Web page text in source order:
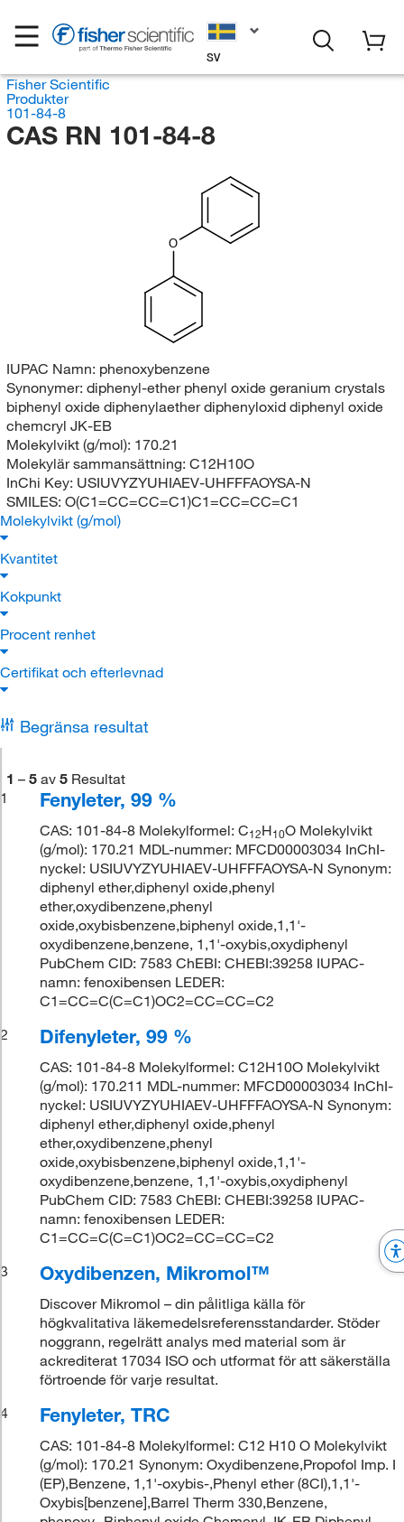
SV
Fisher Scientific
Produkter
101-84-8
CAS RN 101-84-8
O
IUPAC Namn: phenoxybenzene
Synonymer: diphenyl-ether phenyl oxide geranium crystals
biphenyl oxide diphenylaether diphenyloxid diphenyl oxide
chemcryl JK-EB
Molekylvikt (g/mol): 170.21
Molekylär sammansättning: C12H10O
InChi Key: USIUVYZYUHIAEV-UHFFFAOYSA-N
SMILES: O(C1=CC=CC=C1)C1=CC=CC=C1
Molekylvikt (g/mol)
Kvantitet
Kokpunkt
Procent renhet
Certifikat och efterlevnad
Begränsa resultat
1 – 5 av 5 Resultat
1
Fenyleter, 99 %
CAS: 101-84-8 Molekylformel: C12H10O Molekylvikt
(g/mol): 170.21 MDL-nummer: MFCD00003034 InChI-
nyckel: USIUVYZYUHIAEV-UHFFFAOYSA-N Synonym:
diphenyl ether,diphenyl oxide,phenyl
ether,oxydibenzene,phenyl
oxide,oxybisbenzene,biphenyl oxide,1,1'-
oxydibenzene,benzene, 1,1'-oxybis,oxydiphenyl
PubChem CID: 7583 ChEBI: CHEBI:39258 IUPAC-
namn: fenoxibensen LEDER:
C1=CC=C(C=C1)OC2=CC=CC=C2
2
Difenyleter, 99 %
CAS: 101-84-8 Molekylformel: C12H10O Molekylvikt
(g/mol): 170.211 MDL-nummer: MFCD00003034 InChI-
nyckel: USIUVYZYUHIAEV-UHFFFAOYSA-N Synonym:
diphenyl ether,diphenyl oxide,phenyl
ether,oxydibenzene,phenyl
oxide,oxybisbenzene,biphenyl oxide,1,1'-
oxydibenzene,benzene, 1,1'-oxybis,oxydiphenyl
PubChem CID: 7583 ChEBI: CHEBI:39258 IUPAC-
namn: fenoxibensen LEDER:
C1=CC=C(C=C1)OC2=CC=CC=C2
3
Oxydibenzen, Mikromol™
Discover Mikromol – din pålitliga källa för
högkvalitativa läkemedelsreferensstandarder. Stöder
noggrann, regelrätt analys med material som är
ackrediterat 17034 ISO och utformat för att säkerställa
förtroende för varje resultat.
4
Fenyleter, TRC
CAS: 101-84-8 Molekylformel: C12 H10 O Molekylvikt
(g/mol): 170.21 Synonym: Oxydibenzene,Propofol Imp. I
(EP),Benzene, 1,1'-oxybis-,Phenyl ether (8CI),1,1'-
Oxybis[benzene],Barrel Therm 330,Benzene,